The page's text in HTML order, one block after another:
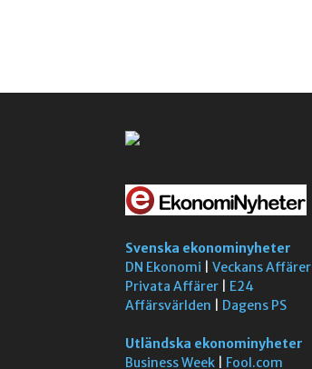
Svenska ekonominyheter
DN Ekonomi
Veckans Affärer
Privata Affärer
E24
Affärsvärlden
Dagens PS
Utländska ekonominyheter
Business Week
Fool.com